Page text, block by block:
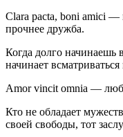
Clara pacta, boni amici
прочнее дружба.
Когда долго начинаешь
начинает
Amor vincit omnia —
Кто не обладает
своей свободы, тот